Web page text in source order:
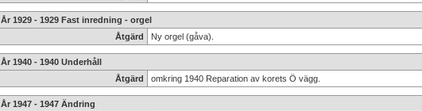
År 1929 - 1929 Fast inredning - orgel
Åtgärd
Ny orgel (gåva).
År 1940 - 1940 Underhåll
Åtgärd
omkring 1940 Reparation av korets Ö vägg.
År 1947 - 1947 Ändring